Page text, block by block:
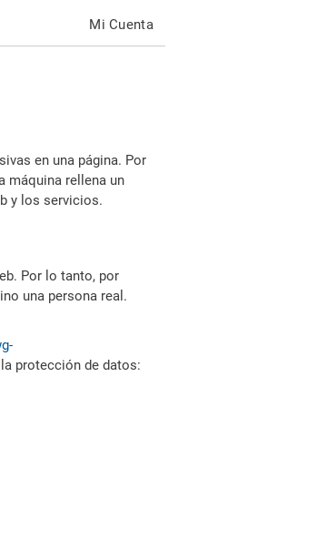
Mi Cuenta
en una página. Por
máquina rellena un
y los servicios.
Por lo tanto, por
una persona real.
protección de datos: